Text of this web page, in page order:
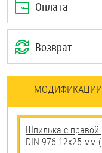
Оплата
Возврат
МОДИФИКАЦИИ
Шпилька с правой
DIN 976 12х25 мм